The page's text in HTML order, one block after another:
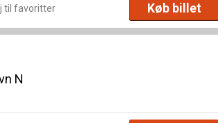
til favoritter Køb billet
N